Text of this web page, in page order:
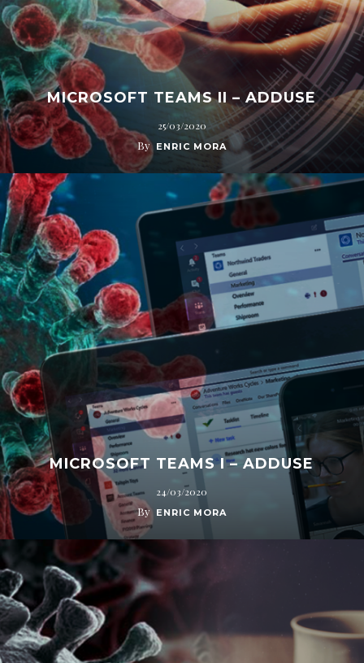
MICROSOFT TEAMS II – ADDUSE
25/03/2020
By ENRIC MORA
MICROSOFT TEAMS I – ADDUSE
24/03/2020
By ENRIC MORA